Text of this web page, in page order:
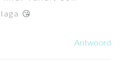
😘
Antwoord